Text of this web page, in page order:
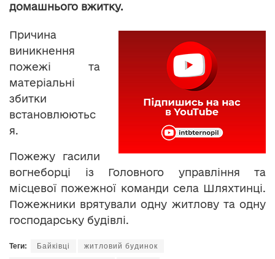
домашнього вжитку.
Причина
виникнення
пожежі та
матеріальні
збитки
встановлюютьс
я.
Пожежу гасили
вогнеборці із Головного управління та
місцевої пожежної команди села Шляхтинці.
Пожежники врятували одну житлову та одну
господарську будівлі.
Теги: Байківці житловий будинок